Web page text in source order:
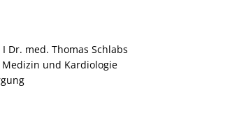
Dr. med. Thomas Schlabs
und Kardiologie